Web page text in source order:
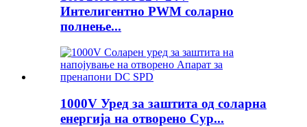
Интелигентно PWM соларно
полнење...
1000V Уред за заштита од соларна
енергија на отворено Сур...